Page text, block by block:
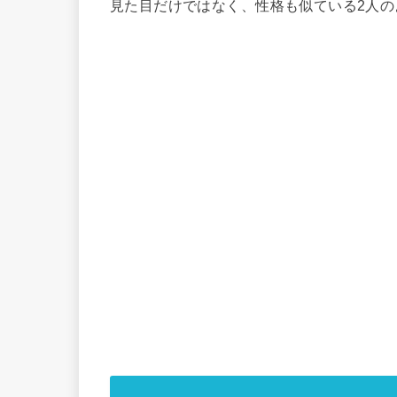
見た目だけではなく、性格も似ている2人の